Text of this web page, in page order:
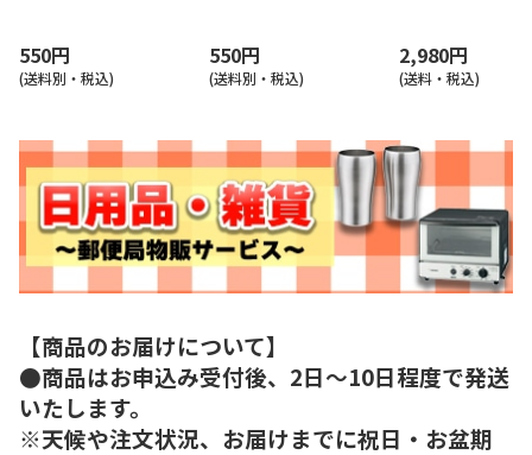
550円
(送料別・税込)
550円
(送料別・税込)
2,980円
(送料・税込)
【商品のお届けについて】
●商品はお申込み受付後、2日～10日程度で発送
いたします。
※天候や注文状況、お届けまでに祝日・お盆期